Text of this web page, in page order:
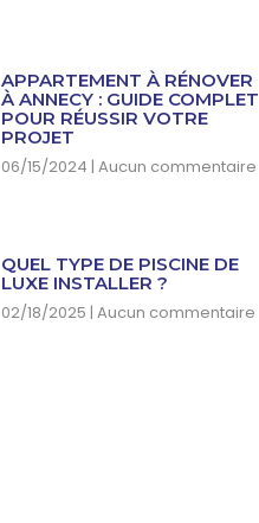
APPARTEMENT À RÉNOVER
À ANNECY : GUIDE COMPLET
POUR RÉUSSIR VOTRE
PROJET
06/15/2024 Aucun commentaire
QUEL TYPE DE PISCINE DE
LUXE INSTALLER ?
02/18/2025 Aucun commentaire